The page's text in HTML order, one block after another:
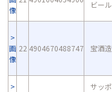
像
ビール
画
像
22 4904670488747 宝酒造
サッポ